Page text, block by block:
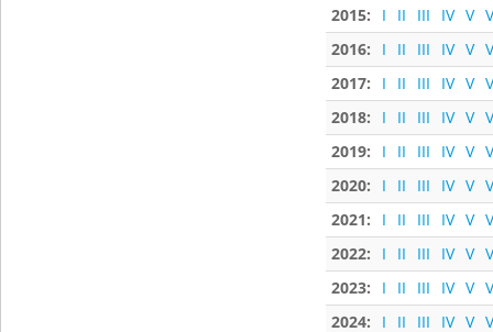
2015:
I II III IV V
2016:
I II III IV V
2017:
I II III IV V
2018:
I II III IV V
2019:
I II III IV V
2020:
I II III IV V
2021:
I II III IV V
2022:
I II III IV V
2023:
I II III IV V
2024:
I II III IV V